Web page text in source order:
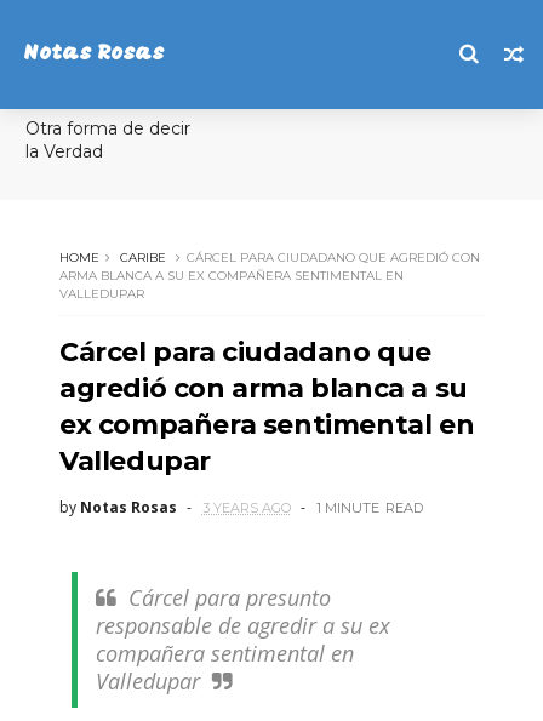
Notas Rosas
Otra forma de decir
la Verdad
HOME CARIBE
CÁRCEL PARA CIUDADANO QUE AGREDIÓ CON
ARMA BLANCA A SU EX COMPAÑERA SENTIMENTAL EN
VALLEDUPAR
Cárcel para ciudadano que
agredió con arma blanca a su
ex compañera sentimental en
Valledupar
by Notas Rosas 3 YEARS AGO 1 MINUTE READ
Cárcel para presunto
responsable de agredir a su ex
compañera sentimental en
Valledupar